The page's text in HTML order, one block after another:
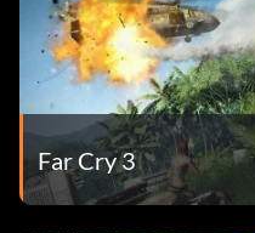
Far Cry 3